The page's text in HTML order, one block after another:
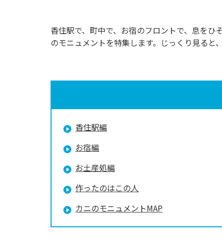
香住駅で、町中で、お宿のフロントで、息を
のモニュメントを特集します。じっくり見る
香住駅編
お宿編
お土産処編
作ったのはこの人
カニのモニュメントMAP